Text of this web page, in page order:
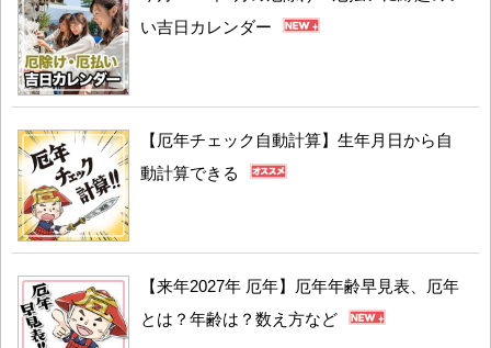
い吉日カレンダー
【厄年チェック自動計算】生年月日から自
動計算できる
【来年2027年 厄年】厄年年齢早見表、厄年
とは？年齢は？数え方など